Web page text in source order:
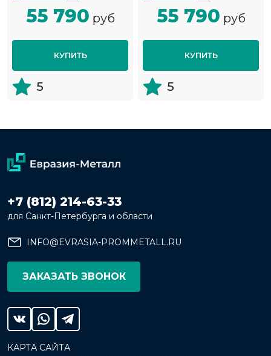
55 790 руб
КУПИТЬ
5
55 790 руб
КУПИТЬ
5
+7 (812) 214-63-33
для Санкт-Петербурга и области
INFO@EVRASIA-PROMMETALL.RU
ЗАКАЗАТЬ ЗВОНОК
КАРТА САЙТА